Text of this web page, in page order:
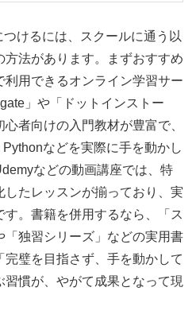
けるには、スクールに通う以
法があります。まずおすすめ
用できるオンライン学習サー
」や「ドットインストー
者向けの入門教材が豊富で、
などを実際に手を動かし
などの動画講座では、特
たレッスンが揃っており、実
。書籍を併用するなら、「ス
「独習シリーズ」などの実用書
璧を目指さず、手を動かして
慣が、やがて成果となって現